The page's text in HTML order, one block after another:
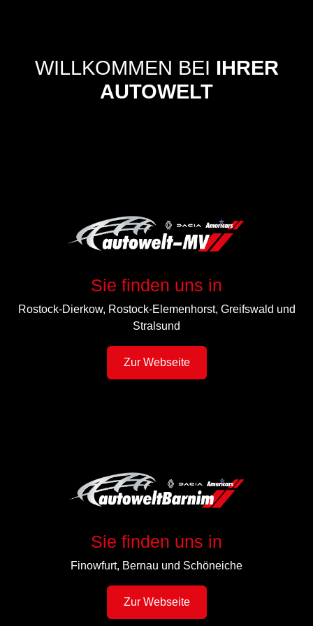
WILLKOMMEN BEI IHRER
AUTOWELT
Sie finden uns in
Rostock-Dierkow, Rostock-Elemenhorst, Greifswald und
Stralsund
Zur Webseite
Sie finden uns in
Finowfurt, Bernau und Schöneiche
Zur Webseite